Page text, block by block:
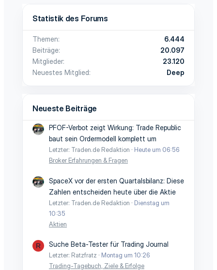
Statistik des Forums
Themen
6.444
Beiträge
20.097
Mitglieder
23.120
Neuestes Mitglied
Deep
Neueste Beiträge
PFOF-Verbot zeigt Wirkung: Trade Republic
baut sein Ordermodell komplett um
Letzter: Traden.de Redaktion
Heute um 06:56
Broker Erfahrungen & Fragen
SpaceX vor der ersten Quartalsbilanz: Diese
Zahlen entscheiden heute über die Aktie
Letzter: Traden.de Redaktion
Dienstag um
10:35
Aktien
R Suche Beta-Tester für Trading Journal
Letzter: Ratzfratz
Montag um 10:26
Trading-Tagebuch, Ziele & Erfolge